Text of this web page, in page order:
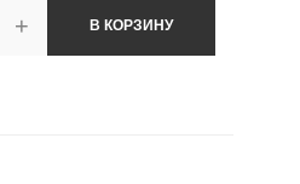
+ В КОРЗИНУ